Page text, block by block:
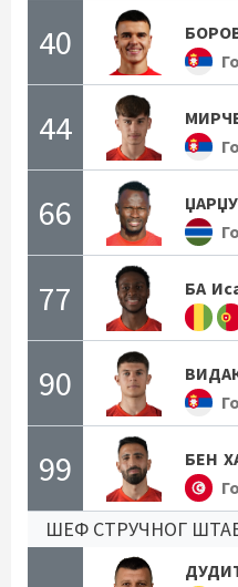
40
44
66 ЏАРЏУ
77 БА
90
99 БЕН
ШЕФ СТРУЧНОГ